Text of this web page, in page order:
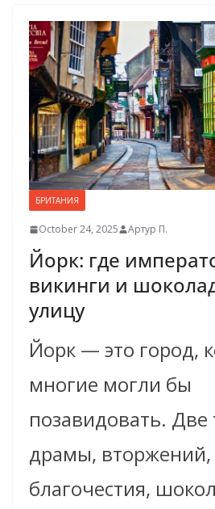
БРИТАНИЯ
October 24, 2025 Артур П.
Йорк: где
викинги и
улицу
Йорк — это город,
многие могли бы
позавидовать. Две
драмы,
благочестия,